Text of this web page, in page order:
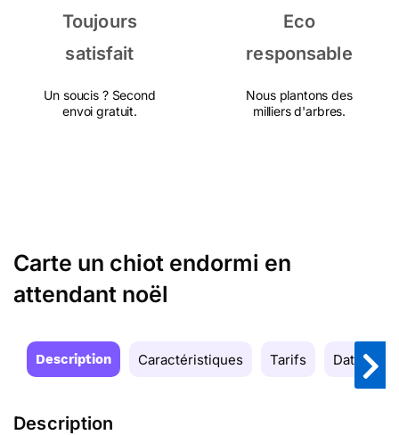
Toujours
satisfait
Un soucis ? Second
envoi gratuit.
Eco
responsable
Nous plantons des
milliers d'arbres.
Carte un chiot endormi en
attendant noël
Description Caractéristiques Tarifs Date de
Description